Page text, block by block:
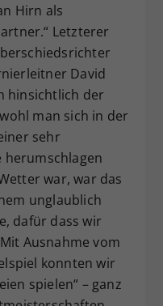
Hirn als
Letzterer
David
hinsichtlich der
man sich in der
sehr
herumschlagen
war, war das
unglaublich
dafür dass wir
Ausnahme vom
konnten wir
spielen“ – ganz